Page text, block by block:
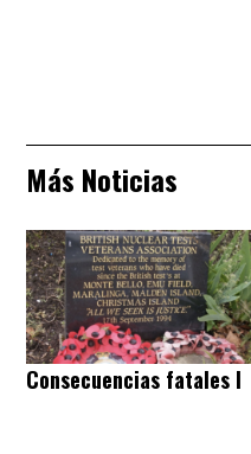
Más Noticias
Consecuencias fatales I